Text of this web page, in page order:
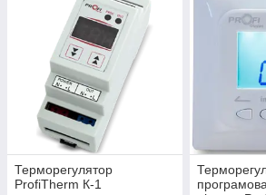
Терморегулятор
ProfiTherm К-1